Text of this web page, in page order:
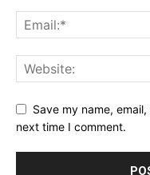
Save my name,
next time I comment.